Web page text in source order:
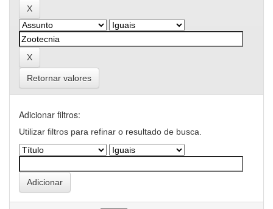
Retornar valores
Adicionar filtros:
Utilizar filtros para refinar o resultado de busca.